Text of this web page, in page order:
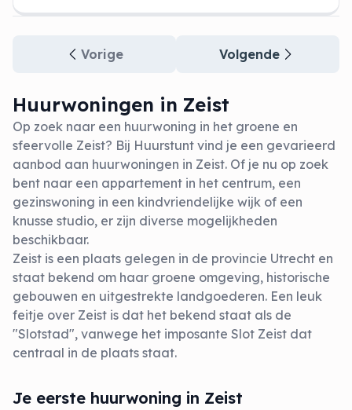
Vorige Volgende
Huurwoningen in Zeist
Op zoek naar een huurwoning in het groene en
sfeervolle Zeist? Bij Huurstunt vind je een gevarieerd
aanbod aan huurwoningen in Zeist. Of je nu op zoek
bent naar een appartement in het centrum, een
gezinswoning in een kindvriendelijke wijk of een
knusse studio, er zijn diverse mogelijkheden
beschikbaar.
Zeist is een plaats gelegen in de provincie Utrecht en
staat bekend om haar groene omgeving, historische
gebouwen en uitgestrekte landgoederen. Een leuk
feitje over Zeist is dat het bekend staat als de
"Slotstad", vanwege het imposante Slot Zeist dat
centraal in de plaats staat.
Je eerste huurwoning in Zeist